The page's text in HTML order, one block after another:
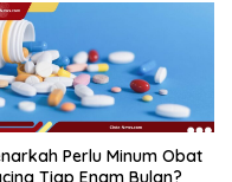
Perlu Minum Obat
Tiap Enam Bulan?